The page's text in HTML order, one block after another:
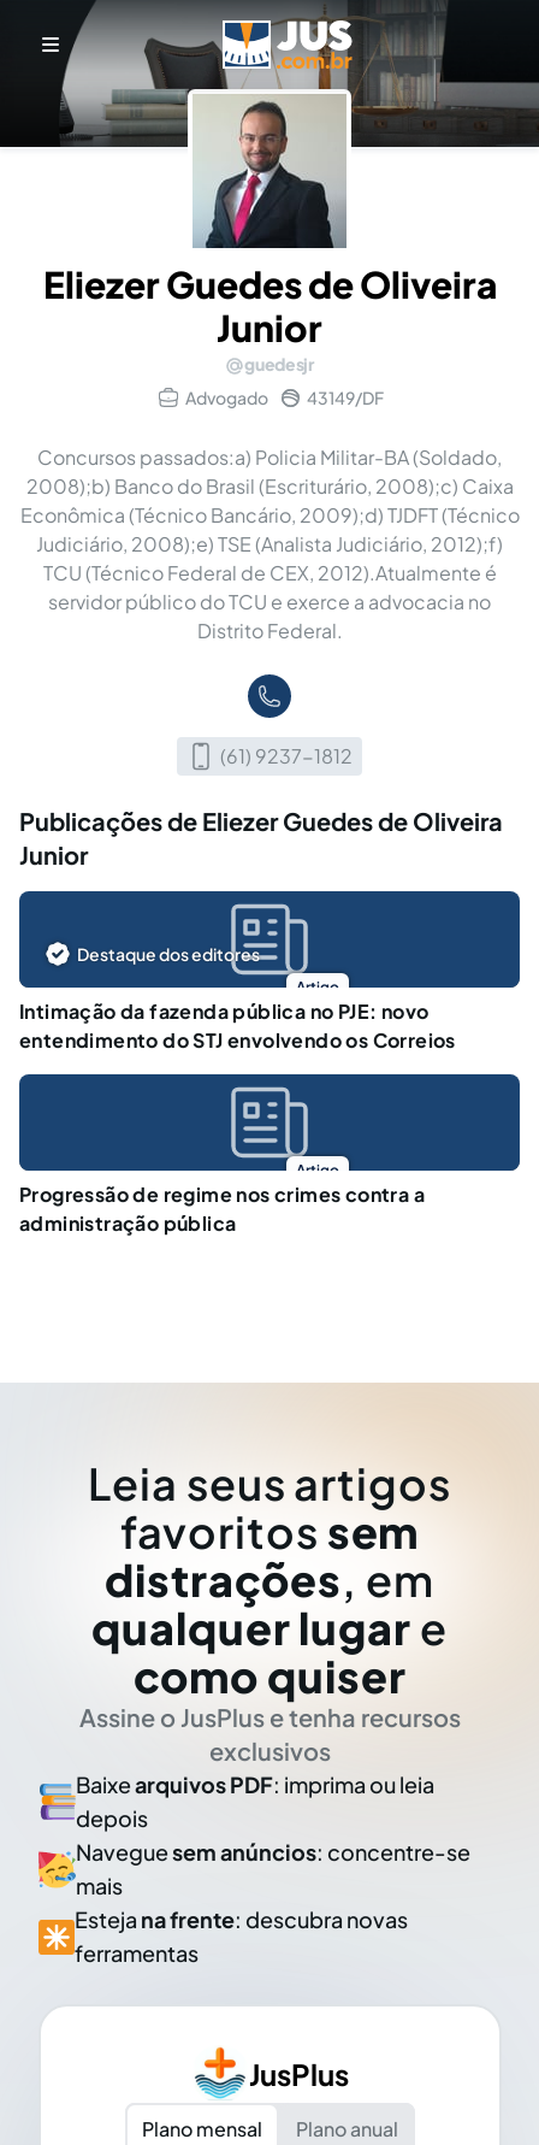
Eliezer Guedes de Oliveira
Junior
guedesjr
Advogado
43149/DF
Concursos passados:a) Policia Militar-BA (Soldado,
2008);b) Banco do Brasil (Escriturário, 2008);c) Caixa
Econômica (Técnico Bancário, 2009);d) TJDFT (Técnico
Judiciário, 2008);e) TSE (Analista Judiciário, 2012);f)
TCU (Técnico Federal de CEX, 2012).Atualmente é
servidor público do TCU e exerce a advocacia no
Distrito Federal.
(61) 9237-1812
Publicações de Eliezer Guedes de Oliveira
Junior
Artigo
Destaque dos editores
Intimação da fazenda pública no PJE: novo
entendimento do STJ envolvendo os Correios
Artigo
Progressão de regime nos crimes contra a
administração pública
Leia seus artigos
favoritos sem
distrações, em
qualquer lugar e
como quiser
Assine o JusPlus e tenha recursos
exclusivos
Baixearquivos PDF: imprima ou leia
depois
Naveguesem anúncios: concentre-se
mais
Esteja na frente: descubra novas
ferramentas
JusPlus
Plano mensal
Plano anual